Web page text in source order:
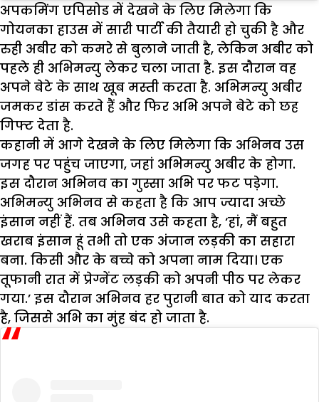
अपकमिंग एपिसोड में देखने के लिए मिलेगा कि
गोयनका हाउस में सारी पार्टी की तैयारी हो चुकी है और
रुही अबीर को कमरे से बुलाने जाती है, लेकिन अबीर को
पहले ही अभिमन्यु लेकर चला जाता है. इस दौरान वह
अपने बेटे के साथ खूब मस्ती करता है. अभिमन्यु अबीर
जमकर डांस करते हैं और फिर अभि अपने बेटे को छह
गिफ्ट देता है.
कहानी में आगे देखने के लिए मिलेगा कि अभिनव उस
जगह पर पहुंच जाएगा, जहां अभिमन्यु अबीर के होगा.
इस दौरान अभिनव का गुस्सा अभि पर फट पड़ेगा.
अभिमन्यु अभिनव से कहता है कि आप ज्यादा अच्छे
इंसान नहीं हैं. तब अभिनव उसे कहता है, ‘हां, मैं बहुत
खराब इंसान हूं तभी तो एक अंजान लड़की का सहारा
बना. किसी और के बच्चे को अपना नाम दिया। एक
तूफानी रात में प्रेग्नेंट लड़की को अपनी पीठ पर लेकर
गया.’ इस दौरान अभिनव हर पुरानी बात को याद करता
है, जिससे अभि का मुंह बंद हो जाता है.